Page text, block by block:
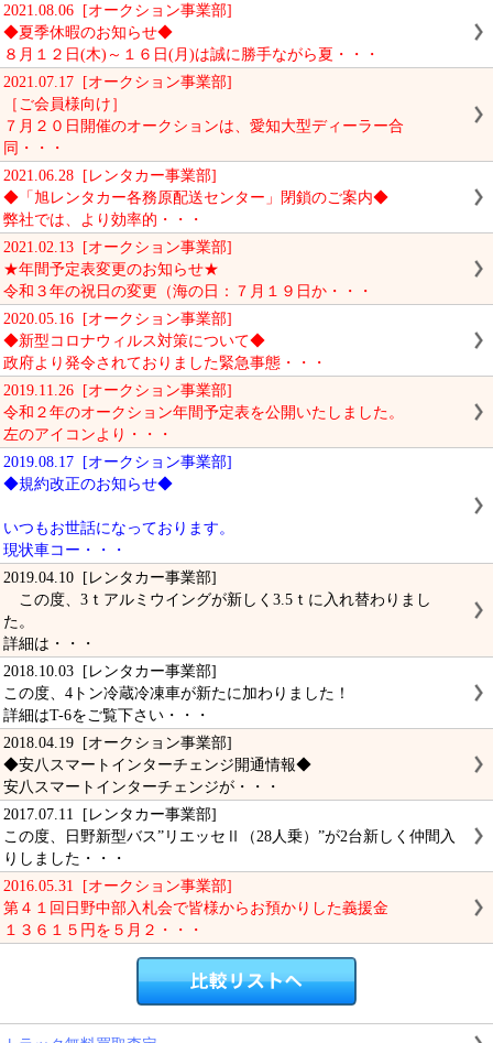
2021.08.06 [オークション事業部]
◆夏季休暇のお知らせ◆
８月１２日(木)～１６日(月)は誠に勝手ながら夏・・・
2021.07.17 [オークション事業部]
［ご会員様向け］
７月２０日開催のオークションは、愛知大型ディーラー合
同・・・
2021.06.28 [レンタカー事業部]
◆「旭レンタカー各務原配送センター」閉鎖のご案内◆
弊社では、より効率的・・・
2021.02.13 [オークション事業部]
★年間予定表変更のお知らせ★
令和３年の祝日の変更（海の日：７月１９日か・・・
2020.05.16 [オークション事業部]
◆新型コロナウィルス対策について◆
政府より発令されておりました緊急事態・・・
2019.11.26 [オークション事業部]
令和２年のオークション年間予定表を公開いたしました。
左のアイコンより・・・
2019.08.17 [オークション事業部]
◆規約改正のお知らせ◆
いつもお世話になっております。
現状車コー・・・
2019.04.10 [レンタカー事業部]
この度、3ｔアルミウイングが新しく3.5ｔに入れ替わりまし
た。
詳細は・・・
2018.10.03 [レンタカー事業部]
この度、4トン冷蔵冷凍車が新たに加わりました！
詳細はT-6をご覧下さい・・・
2018.04.19 [オークション事業部]
◆安八スマートインターチェンジ開通情報◆
安八スマートインターチェンジが・・・
2017.07.11 [レンタカー事業部]
この度、日野新型バス”リエッセⅡ（28人乗）”が2台新しく仲間入
りしました・・・
2016.05.31 [オークション事業部]
第４１回日野中部入札会で皆様からお預かりした義援金
１３６１５円を５月２・・・